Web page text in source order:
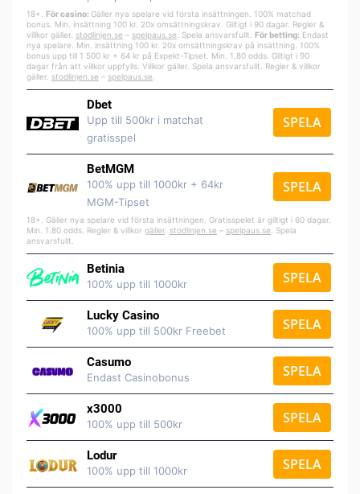
18+. För casino: Gäller nya spelare vid första insättningen. 100% matchad
bonus. Min. insättning 100 kr. 20x omsättningskrav. Giltigt i 90 dagar. Regler &
villkor gäller. stodlinjen.se – spelpaus.se . Spela ansvarsfullt. För betting: Endast
nya spelare. Min. insättning 100 kr. 20x omsättningskrav på insättning. 100%
bonus upp till 1 500 kr + 64 kr på Expekt-Tipset. Min. 1,80 odds. Giltigt i 90
dagar från att villkor uppfylls. Villkor gäller. Spela ansvarsfullt. Regler & villkor
gäller. stodlinjen.se – spelpaus.se
Dbet
Upp till 500kr i matchat
gratisspel
SPELA
BetMGM
100% upp till 1000kr + 64kr
MGM-Tipset
SPELA
18+. Gäller nya spelare vid första insättningen. Gratisspelet är giltigt i 60 dagar.
Min. 1.80 odds. Regler & villkor gäller stodlinjen.se – spelpaus.se . Spela
ansvarsfullt.
Betinia
100% upp till 1000kr SPELA
Lucky Casino
100% upp till 500kr Freebet SPELA
Casumo
Endast Casinobonus SPELA
x3000
100% upp till 500kr SPELA
Lodur
100% upp till 1000kr SPELA